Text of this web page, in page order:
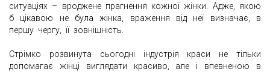
ситуаціях – вроджене прагнення кожної жінки. Адже, якою
б цікавою не була жінка, враження від неї визначає, в
першу чергу, її зовнішність.
Стрімко розвинута сьогодні індустрія краси не тільки
допомагає жінці виглядати красиво, але і впевненою в